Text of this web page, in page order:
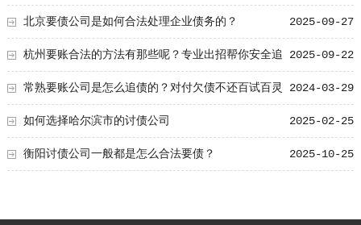
2025-09-27
北京要债公司是如何合法处理企业债务的？
2025-09-22
杭州要账合法的方法有那些呢？专业出招帮你安全追
讨欠款 2024-03-29
常熟要账公司是怎么追债的？对付欠债不还百试百灵
的方法 2025-02-25
如何选择哈尔滨市的讨债公司
2025-10-25
衡阳讨债公司一般都是怎么合法要债？